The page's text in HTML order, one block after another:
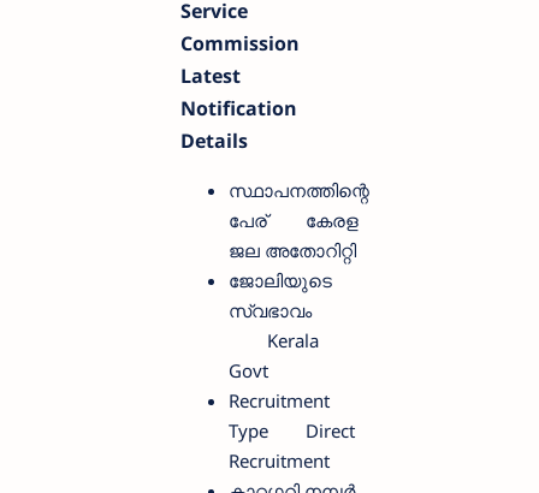
Service
Commission
Latest
Notification
Details
സ്ഥാപനത്തിന്റെ
പേര്
കേരള
ജല അതോറിറ്റി
ജോലിയുടെ
സ്വഭാവം
Kerala
Govt
Recruitment
Type
Direct
Recruitment